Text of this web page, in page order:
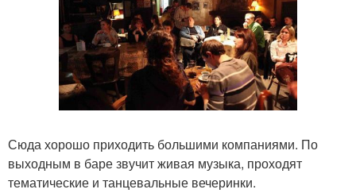
Сюда хорошо приходить большими компаниями. По
выходным в баре звучит живая музыка, проходят
тематические и танцевальные вечеринки.